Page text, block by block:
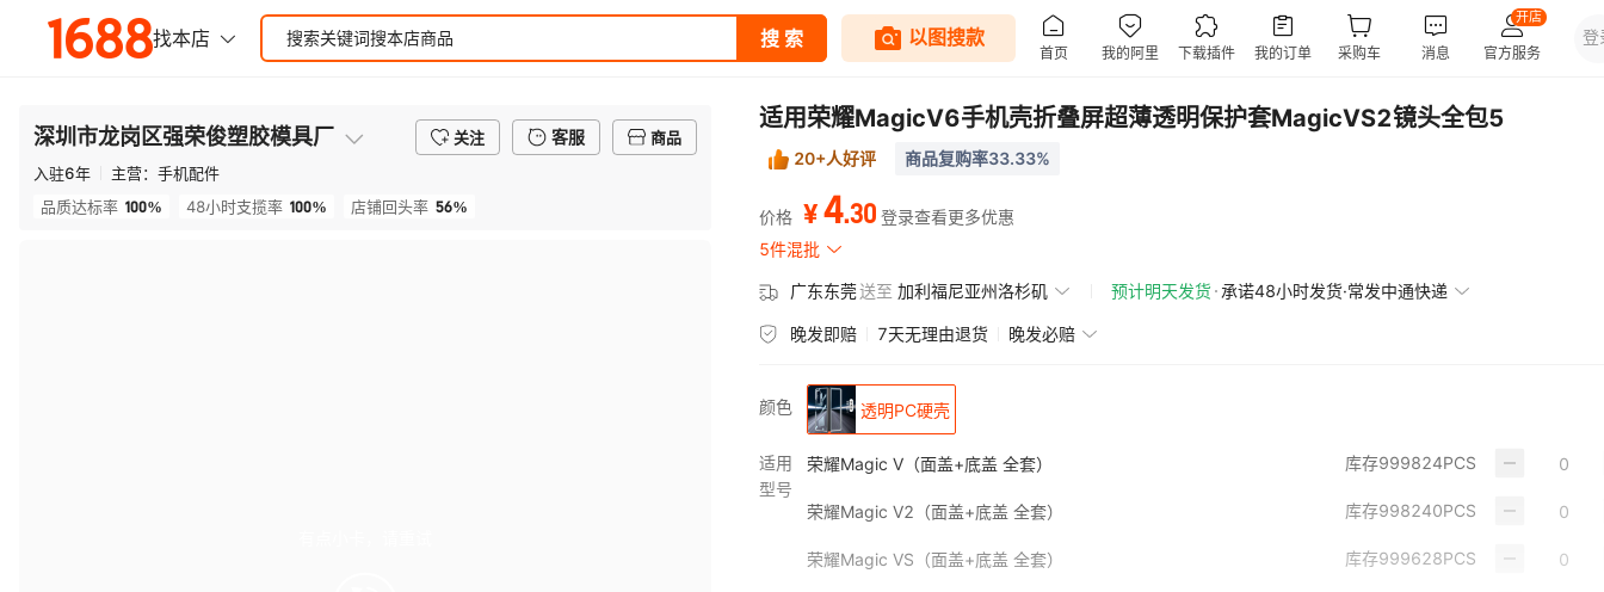
深圳市龙岗区强荣俊塑胶模具厂 关注 客服
商品
入驻6年 主营： 手机配件
品质达标率 100% 48小时支揽率 100% 店铺回头率 56%
适用荣耀MagicV6手机壳折叠屏超薄透明保护套MagicVS2镜头全包5
20+人好评 商品复购率33.33%
价格 ¥4.30 登录查看更多优惠
5件混批
广东东莞送至 加利福尼亚州洛杉矶 预计明天发货 承诺48小时发货·常发中通快递
晚发即赔 7天无理由退货 晚发必赔
颜色 透明PC硬壳
适用
型号
荣耀Magic V（面盖+底盖 全套） 库存999824PCS
荣耀Magic V2（面盖+底盖 全套） 库存998240PCS
荣耀Magic VS（面盖+底盖 全套） 库存999628PCS